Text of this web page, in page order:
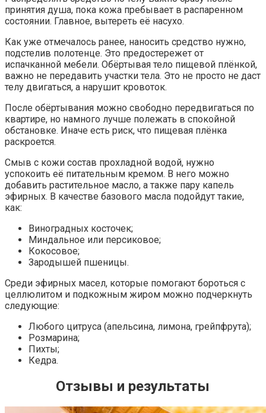
принятия душа, пока кожа пребывает в распаренном
состоянии. Главное, вытереть её насухо.
Как уже отмечалось ранее, наносить средство нужно,
подстелив полотенце. Это предостережет от
испачканной мебели. Обёртывая тело пищевой плёнкой,
важно не передавить участки тела. Это не просто не даст
телу двигаться, а нарушит кровоток.
После обёртывания можно свободно передвигаться по
квартире, но намного лучше полежать в спокойной
обстановке. Иначе есть риск, что пищевая плёнка
раскроется.
Смыв с кожи состав прохладной водой, нужно
успокоить её питательным кремом. В него можно
добавить растительное масло, а также пару капель
эфирных. В качестве базового масла подойдут такие,
как:
Виноградных косточек;
Миндальное или персиковое;
Кокосовое;
Зародышей пшеницы.
Среди эфирных масел, которые помогают бороться с
целлюлитом и подкожным жиром можно подчеркнуть
следующие:
Любого цитруса (апельсина, лимона, грейпфрута);
Розмарина;
Пихты;
Кедра.
Отзывы и результаты